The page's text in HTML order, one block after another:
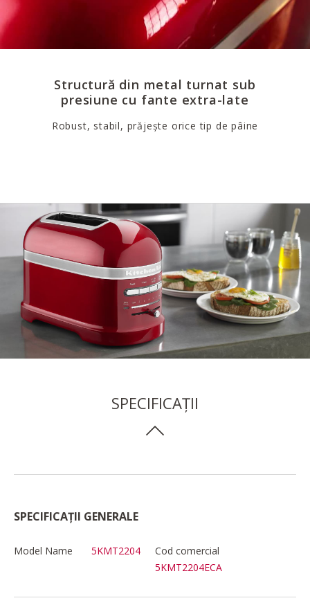
Structură din metal turnat sub
presiune cu fante extra-late
Robust, stabil, prăjește orice tip de pâine
SPECIFICAȚII
SPECIFICAȚII GENERALE
Model Name 5KMT2204
Cod comercial
5KMT2204ECA